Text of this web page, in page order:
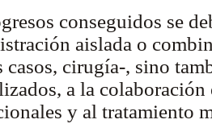
conseguidos se
aislada o
casos, cirugía-, sino
a la
y al tratamiento